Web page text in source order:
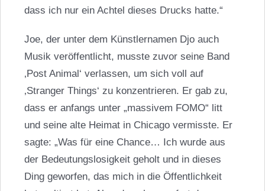
dass ich nur ein Achtel dieses Drucks hatte.“
Joe, der unter dem Künstlernamen Djo auch
Musik veröffentlicht, musste zuvor seine Band
‚Post Animal‘ verlassen, um sich voll auf
‚Stranger Things‘ zu konzentrieren. Er gab zu,
dass er anfangs unter „massivem FOMO“ litt
und seine alte Heimat in Chicago vermisste. Er
sagte: „Was für eine Chance… Ich wurde aus
der Bedeutungslosigkeit geholt und in dieses
Ding geworfen, das mich in die Öffentlichkeit